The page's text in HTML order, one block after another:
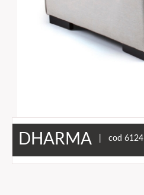
DHARMA | cod 6124